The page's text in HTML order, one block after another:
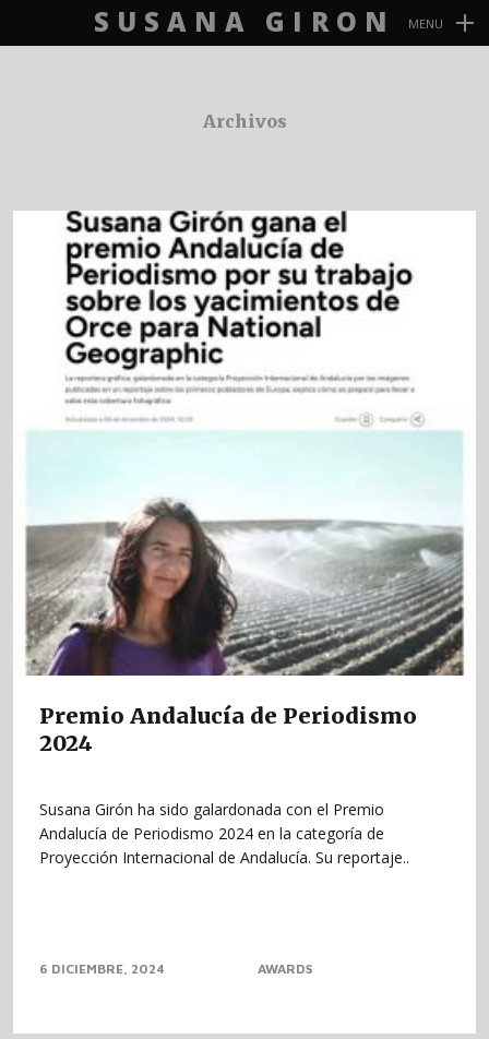
SUSANA GIRON MENU
Archivos
Premio Andalucía de Periodismo
2024
Susana Girón ha sido galardonada con el Premio
Andalucía de Periodismo 2024 en la categoría de
Proyección Internacional de Andalucía. Su reportaje..
6 DICIEMBRE, 2024 AWARDS